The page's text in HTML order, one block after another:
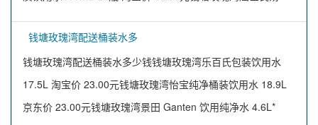
钱塘玫瑰湾配送桶装水多
钱塘玫瑰湾配送桶装水多少钱钱塘玫瑰湾乐百氏包装饮用水
17.5L 淘宝价 23.00元钱塘玫瑰湾怡宝纯净桶装饮用水 18.9L
京东价 23.00元钱塘玫瑰湾景田 Ganten 饮用纯净水 4.6L*